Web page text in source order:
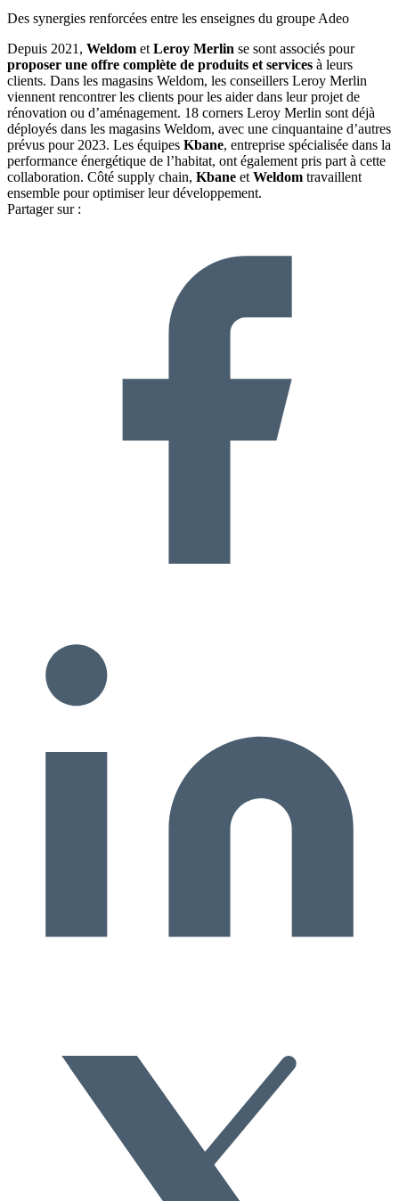
Des synergies renforcées entre les enseignes du groupe Adeo
Depuis 2021, Weldom et Leroy Merlin se sont associés pour
proposer une offre complète de produits et services à leurs
clients. Dans les magasins Weldom, les conseillers Leroy Merlin
viennent rencontrer les clients pour les aider dans leur projet de
rénovation ou d’aménagement. 18 corners Leroy Merlin sont déjà
déployés dans les magasins Weldom, avec une cinquantaine d’autres
prévus pour 2023. Les équipes Kbane, entreprise spécialisée dans la
performance énergétique de l’habitat, ont également pris part à cette
collaboration. Côté supply chain, Kbane et Weldom travaillent
ensemble pour optimiser leur développement.
Partager sur :